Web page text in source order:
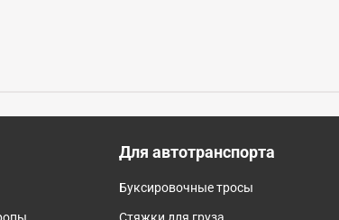
Для автотранспорта
Буксировочные тросы